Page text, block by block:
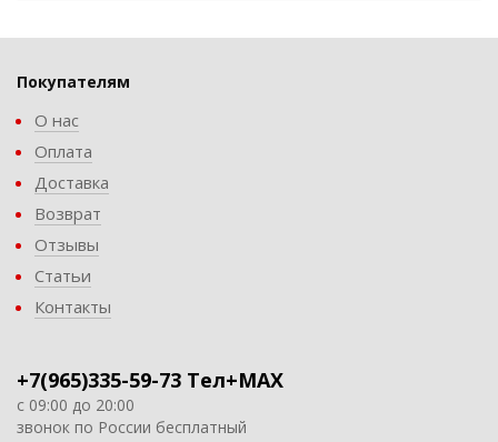
Покупателям
О нас
Оплата
Доставка
Возврат
Отзывы
Статьи
Контакты
+7(965)335-59-73 Тел+MAX
с 09:00 до 20:00
звонок по России бесплатный